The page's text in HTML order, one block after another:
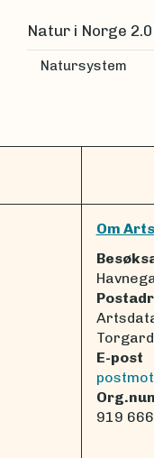
Natur i Norge 2.0
Natursystem
Om
E-post
919